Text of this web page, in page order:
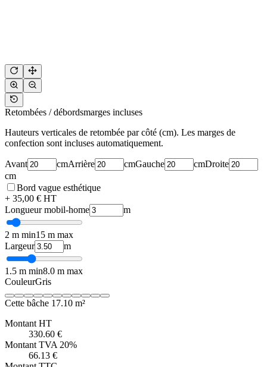
Retombées / débords
marges incluses
Hauteurs verticales de retombée par côté (cm). Les marges de
confection sont incluses automatiquement.
Avant cmArrière
cm
Bord vague esthétique
Longueur mobil-home
2 m min15 m max
Largeur
1.5 m min8.0 m max